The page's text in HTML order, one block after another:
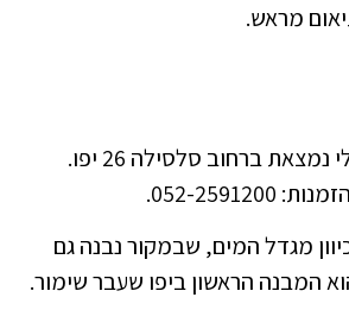
מראש.
הירקניה של אום עלי נמצאת ברחוב סלסילה 26 יפו.
2591200.
מגדל המים, שבמקור נבנה גם
המבנה הראשון ביפו שעבר שימור.